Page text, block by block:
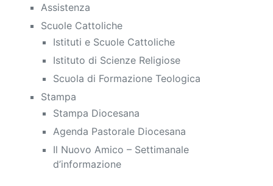
Assistenza
Scuole Cattoliche
Istituti e Scuole Cattoliche
Istituto di Scienze Religiose
Scuola di Formazione Teologica
Stampa
Stampa Diocesana
Agenda Pastorale Diocesana
Il Nuovo Amico – Settimanale
d’informazione